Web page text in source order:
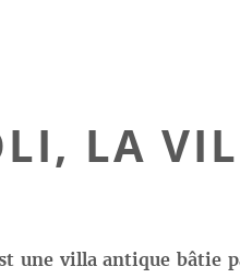
LA
une villa antique